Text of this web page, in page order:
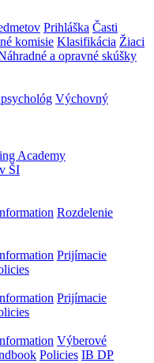
Prihláška Časti
komisie Klasifikácia Žiaci
a opravné skúšky
Výchovný
Academy
ŠI
Rozdelenie
Prijímacie
Prijímacie
Výberové
Policies IB DP